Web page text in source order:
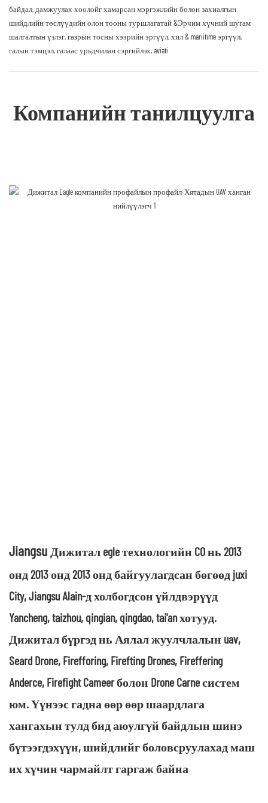
байдал, дамжуулах хоолойг хамарсан мэргэжлийн болон захиалгын
шийдлийн төслүүдийн олон тооны туршлагатай &Эрчим хүчний шугам
шалгалтын үзлэг, газрын тосны хээрийн эргүүл, хил & mariitime эргүүл,
галын тэмцэл, галаас урьдчилан сэргийлэх, aviati
Компанийн танилцуулга
Jiangsu Дижитал egle технологийн CO нь 2013
онд 2013 онд 2013 онд байгуулагдсан бөгөөд juxi
City, Jiangsu Alain-д холбогдсон үйлдвэрүүд
Yancheng, taizhou, qingian, qingdao, tai'an хотууд.
Дижитал бүргэд нь Аялал жуулчлалын uav,
Seard Drone, Firefforing, Firefting Drones, Fireffering
Anderce, Firefight Cameer болон Drone Carne систем
юм. Үүнээс гадна өөр өөр шаардлага
хангахын тулд бид аюулгүй байдлын шинэ
бүтээгдэхүүн, шийдлийг боловсруулахад маш
их хүчин чармайлт гаргаж байна